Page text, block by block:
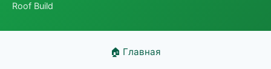
Roof Build
🏠 Главная